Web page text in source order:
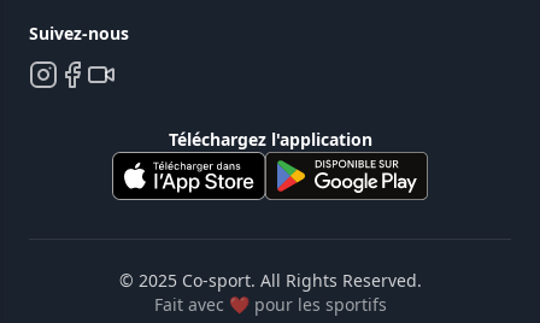
Suivez-nous
Téléchargez l'application
© 2025 Co-sport. All Rights Reserved.
Fait avec ❤️ pour les sportifs